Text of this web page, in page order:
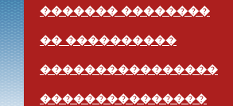
������� ��������
�� ����������
����������������
���������������